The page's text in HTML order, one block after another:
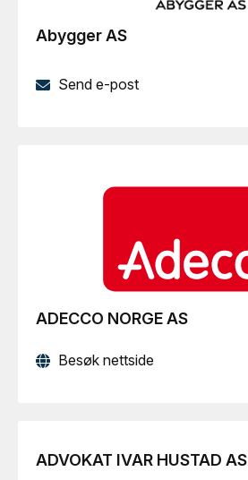
Abygger AS
Send e-post
ADECCO NORGE AS
Besøk nettside
ADVOKAT IVAR HUSTAD AS